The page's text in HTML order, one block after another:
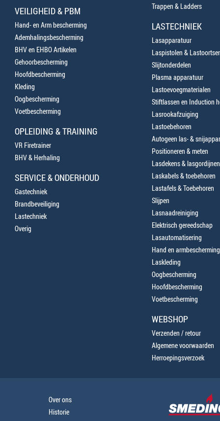
VEILIGHEID & PBM
Hand- en Arm bescherming
Ademhalingsbescherming
BHV en EHBO Artikelen
Gehoorbescherming
Hoofdbescherming
Kleding
Oogbescherming
Voetbescherming
OPLEIDING & TRAINING
VR Firetrainer
BHV & Herhaling
SERVICE & ONDERHOUD
Gastechniek
Brandbeveiliging
Lastechniek
Overig
Trappen & Ladders
LASTECHNIEK
Lasapparatuur
Laspistolen &
Slijtonderdelen
Plasma apparatuur
Lastoevoegmaterialen
Stiftlassen en Induction
Lasrookafzuiging
Lastoebehoren
Autogeen las- &
Positioneren & meten
Lasdekens & lasgordijnen
Laskabels & toebehoren
Lastafels & Toebehoren
Slijpen
Lasnaadreiniging
Elektrisch gereedschap
Lasautomatisering
Hand en armbescherming
Laskleding
Oogbescherming
Hoofdbescherming
Voetbescherming
WEBSHOP
Verzenden / retour
Algemene voorwaarden
Herroepingsverzoek
Over ons
Historie